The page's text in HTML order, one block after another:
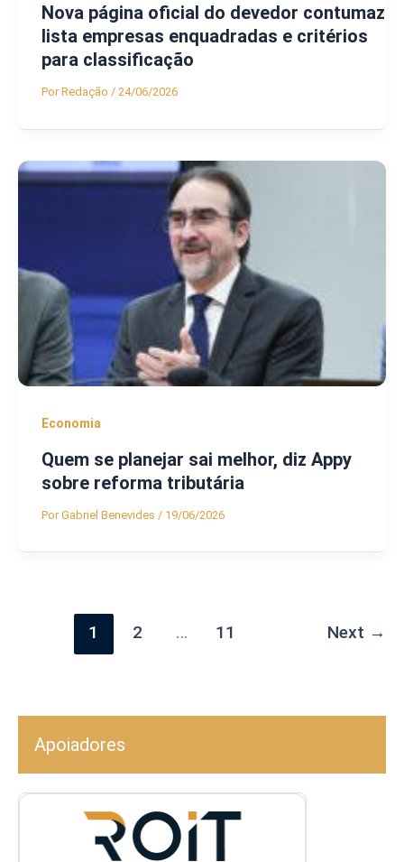
Nova página oficial do devedor contumaz
lista empresas enquadradas e critérios
para classificação
PorRedação / 24/06/2026
Economia
Quem se planejar sai melhor, diz Appy
sobre reforma tributária
PorGabriel Benevides / 19/06/2026
1 2 … 11 Next →
Apoiadores